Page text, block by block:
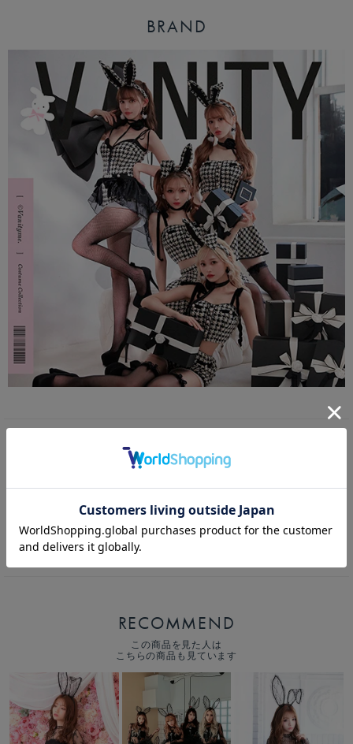
BRAND
【4点セット】Charles de tyutyu Bunny. 黒 シャルルド チュチュ バニー
カートボタンへ
RECOMMEND
この商品を見た人は
こちらの商品も見ています